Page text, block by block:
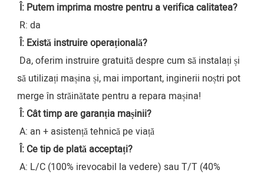
Î: Putem imprima mostre pentru a verifica calitatea?
R: da
Î: Există instruire operațională?
să utilizați mașina și, mai important, inginerii noștri pot
merge în străinătate pentru a repara mașina!
Î: Cât timp are garanția mașinii?
A: an + asistență tehnică pe viață
Î: Ce tip de plată acceptați?